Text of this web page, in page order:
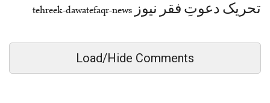
تحریک دعوتِ فقر نیوز tehreek-dawatefaqr-news
Load/Hide Comments